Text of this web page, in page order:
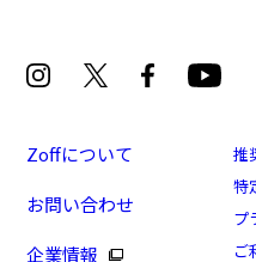
軽くてしなやかな Zoff
Zoffについて
お問い合わせ
企業情報
推
特
プ
ご